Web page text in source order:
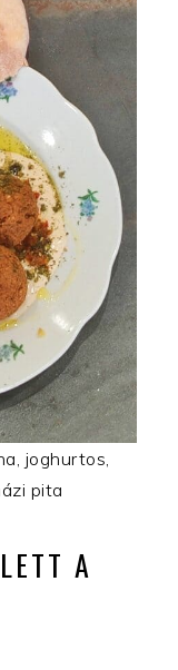
joghurtos,
pita
A